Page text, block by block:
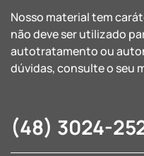
Nosso material tem
não deve ser utilizado
autotratamento ou
dúvidas, consulte o seu
(48) 3024-